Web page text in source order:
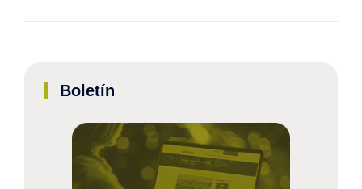
Boletín